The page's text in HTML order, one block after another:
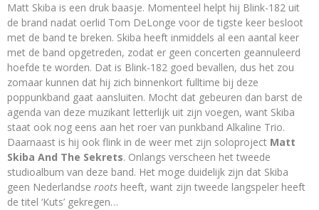
Matt Skiba is een druk baasje. Momenteel helpt hij Blink-182 uit
de brand nadat oerlid Tom DeLonge voor de tigste keer besloot
met de band te breken. Skiba heeft inmiddels al een aantal keer
met de band opgetreden, zodat er geen concerten geannuleerd
hoefde te worden. Dat is Blink-182 goed bevallen, dus het zou
zomaar kunnen dat hij zich binnenkort fulltime bij deze
poppunkband gaat aansluiten. Mocht dat gebeuren dan barst de
agenda van deze muzikant letterlijk uit zijn voegen, want Skiba
staat ook nog eens aan het roer van punkband Alkaline Trio.
Daarnaast is hij ook flink in de weer met zijn soloproject Matt
Skiba And The Sekrets. Onlangs verscheen het tweede
studioalbum van deze band. Het moge duidelijk zijn dat Skiba
geen Nederlandse roots heeft, want zijn tweede langspeler heeft
de titel ‘Kuts’ gekregen…